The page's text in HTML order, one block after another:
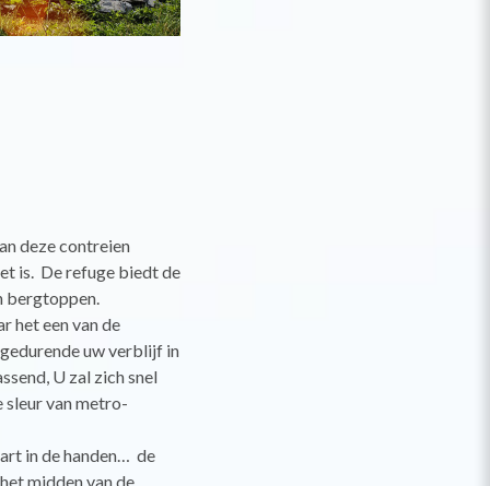
deze contreien
is. De refuge biedt de
bergtoppen.
het een van de
uw verblijf in
U zal zich snel
sleur van metro-
in de handen… de
midden van de